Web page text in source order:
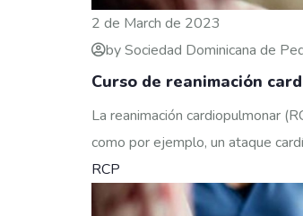
2 de March de 2023
by Sociedad Dominicana de
Curso de reanimación
La reanimación cardiopulmonar
como por ejemplo, un ataque
RCP